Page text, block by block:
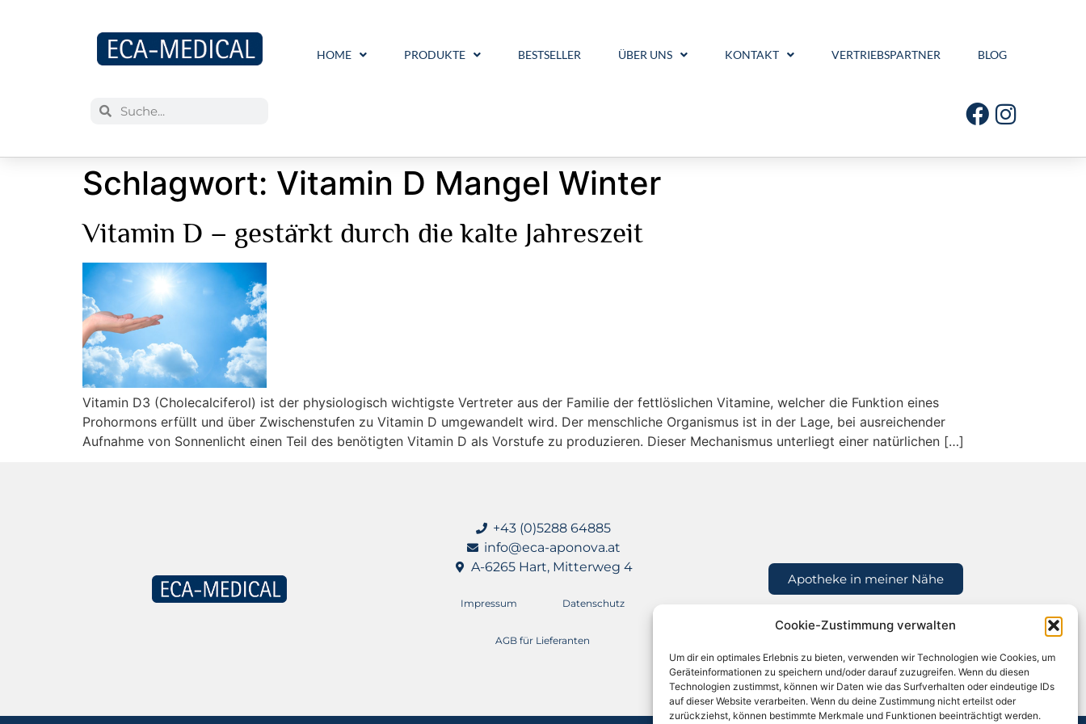
Cookie-Zustimmung verwalten
Um dir ein optimales Erlebnis zu bieten, verwenden wir Technologien wie Cookies, um
Geräteinformationen zu speichern und/oder darauf zuzugreifen. Wenn du diesen
Technologien zustimmst, können wir Daten wie das Surfverhalten oder eindeutige IDs
auf dieser Website verarbeiten. Wenn du deine Zustimmung nicht erteilst oder
zurückziehst, können bestimmte Merkmale und Funktionen beeinträchtigt werden.
HOME PRODUKTE BESTSELLER ÜBER UNS KONTAKT VERTRIEBSPARTNER BLOG
Schlagwort: Vitamin D Mangel Winter
Vitamin D – gestärkt durch die kalte Jahreszeit
Vitamin D3 (Cholecalciferol) ist der physiologisch wichtigste Vertreter aus der Familie der fettlöslichen Vitamine, welcher die Funktion eines
Prohormons erfüllt und über Zwischenstufen zu Vitamin D umgewandelt wird. Der menschliche Organismus ist in der Lage, bei ausreichender
Aufnahme von Sonnenlicht einen Teil des benötigten Vitamin D als Vorstufe zu produzieren. Dieser Mechanismus unterliegt einer natürlichen […]
+43 (0)5288 64885
info@eca-aponova.at
A-6265 Hart, Mitterweg 4
Impressum Datenschutz
AGB für Lieferanten
Apotheke in meiner Nähe